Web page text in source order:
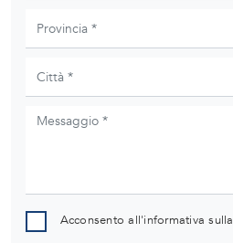
Acconsento all'informativa sulla